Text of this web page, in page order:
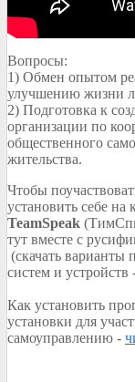
Вопросы:
1) Обмен опытом
улучшению жизни
2) Подготовка к
организации по
общественного
жительства.
Чтобы
установить себе
TeamSpeak
тут вместе с
(скачать варианты
систем и
Как установить
установки для
самоуправлению -